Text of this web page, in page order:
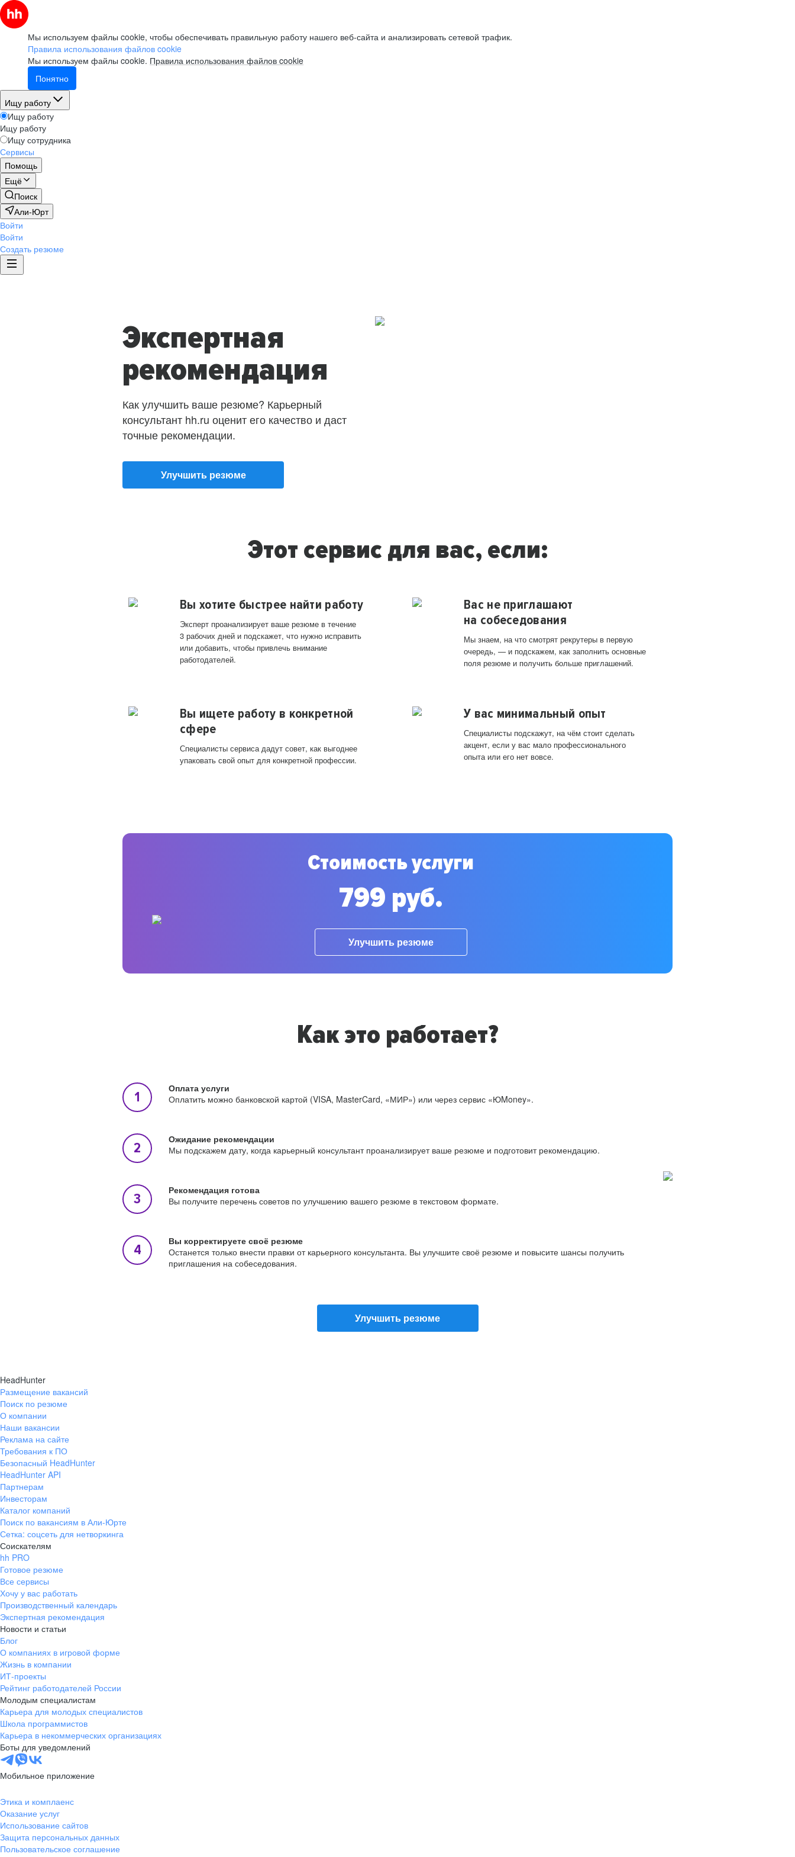
Мы используем файлы cookie, чтобы обеспечивать правильную работу нашего веб-сайта и анализировать сетевой трафик.
Правила использования файлов cookie
Мы используем файлы cookie. Правила использования файлов cookie
Понятно
Ищу работу
Ищу работу
Ищу работу
Ищу сотрудника
Сервисы
Помощь
Ещё
Поиск
Али-Юрт
Войти
Войти
Создать резюме
Экспертная
рекомендация
Как улучшить ваше резюме? Карьерный
консультант hh.ru оценит его качество и даст
точные рекомендации.
Улучшить резюме
Этот сервис для вас, если:
Вы хотите быстрее найти работу
Эксперт проанализирует ваше резюме в течение
3 рабочих дней и подскажет, что нужно исправить
или добавить, чтобы привлечь внимание
работодателей.
Вас не приглашают
на собеседования
Мы знаем, на что смотрят рекрутеры в первую
очередь, — и подскажем, как заполнить основные
поля резюме и получить больше приглашений.
Вы ищете работу в конкретной
сфере
Специалисты сервиса дадут совет, как выгоднее
упаковать свой опыт для конкретной профессии.
У вас минимальный опыт
Специалисты подскажут, на чём стоит сделать
акцент, если у вас мало профессионального
опыта или его нет вовсе.
Стоимость услуги
799 руб.
Улучшить резюме
Как это работает?
Оплата услуги
Оплатить можно банковской картой (VISA, MasterCard, «МИР») или через сервис «ЮMoney».
Ожидание рекомендации
Мы подскажем дату, когда карьерный консультант проанализирует ваше резюме и подготовит рекомендацию.
Рекомендация готова
Вы получите перечень советов по улучшению вашего резюме в текстовом формате.
Вы корректируете своё резюме
Останется только внести правки от карьерного консультанта. Вы улучшите своё резюме и повысите шансы получить
приглашения на собеседования.
Улучшить резюме
HeadHunter
Размещение вакансий
Поиск по резюме
О компании
Наши вакансии
Реклама на сайте
Требования к ПО
Безопасный HeadHunter
HeadHunter API
Партнерам
Инвесторам
Каталог компаний
Поиск по вакансиям в Али-Юрте
Сетка: соцсеть для нетворкинга
Соискателям
hh PRO
Готовое резюме
Все сервисы
Хочу у вас работать
Производственный календарь
Экспертная рекомендация
Новости и статьи
Блог
О компаниях в игровой форме
Жизнь в компании
ИТ-проекты
Рейтинг работодателей России
Молодым специалистам
Карьера для молодых специалистов
Школа программистов
Карьера в некоммерческих организациях
Боты для уведомлений
Мобильное приложение
Этика и комплаенс
Оказание услуг
Использование сайтов
Защита персональных данных
Пользовательское соглашение